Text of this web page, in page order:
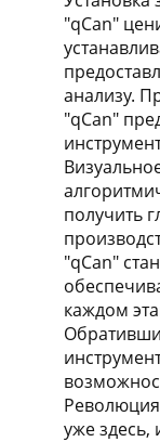
"qCan"
анализу.
"qCan"
получить
"qCan"
каждом
уже здесь,